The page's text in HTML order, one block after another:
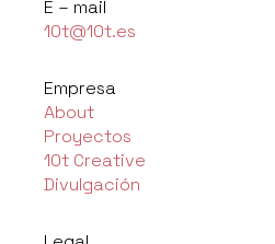
E – mail
10t@10t.es
Empresa
About
Proyectos
10t Creative
Divulgación